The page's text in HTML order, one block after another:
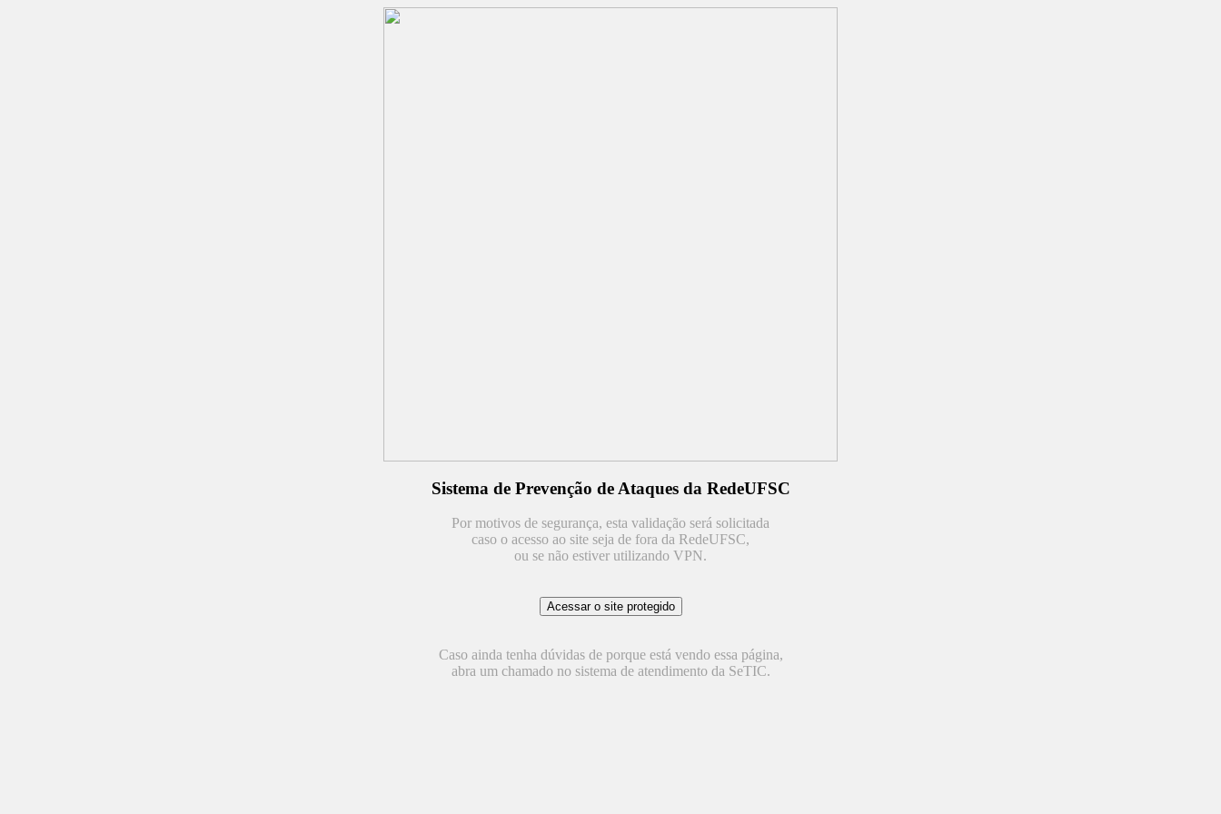
Sistema de Prevenção de Ataques da RedeUFSC
Por motivos de segurança, esta validação será solicitada
caso o acesso ao site seja de fora da RedeUFSC,
ou se não estiver utilizando VPN.
Caso ainda tenha dúvidas de porque está vendo essa página,
abra um chamado no sistema de atendimento da SeTIC.